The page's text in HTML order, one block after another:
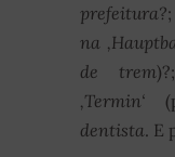
prefeitura?;
na
de trem
‚Termin‘
dentista. E